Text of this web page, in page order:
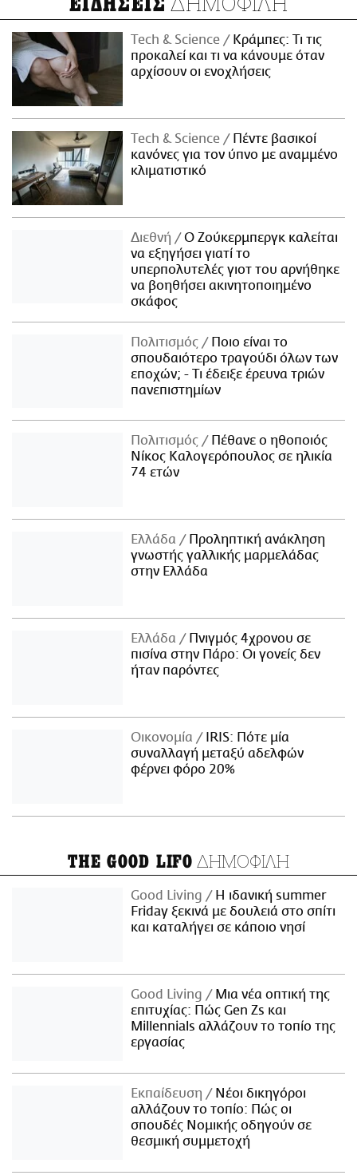
Τech & Science
Κράμπες: Τι τις
προκαλεί και τι να κάνουμε όταν
αρχίσουν οι ενοχλήσεις
Τech & Science
Πέντε βασικοί
κανόνες για τον ύπνο με αναμμένο
κλιματιστικό
Διεθνή
Ο Ζούκερμπεργκ καλείται
να εξηγήσει γιατί το
υπερπολυτελές γιοτ του αρνήθηκε
να βοηθήσει ακινητοποιημένο
σκάφος
Πολιτισμός
Ποιο είναι το
σπουδαιότερο τραγούδι όλων των
εποχών; - Τι έδειξε έρευνα τριών
πανεπιστημίων
Πολιτισμός
Πέθανε ο ηθοποιός
Νίκος Καλογερόπουλος σε ηλικία
74 ετών
Ελλάδα
Προληπτική ανάκληση
γνωστής γαλλικής μαρμελάδας
στην Ελλάδα
Ελλάδα
Πνιγμός 4χρονου σε
πισίνα στην Πάρο: Οι γονείς δεν
ήταν παρόντες
Οικονομία
IRIS: Πότε μία
συναλλαγή μεταξύ αδελφών
φέρνει φόρο 20%
THE GOOD LIFO ΔΗΜΟΦΙΛΗ
Good Living
Η ιδανική summer
Friday ξεκινά με δουλειά στο σπίτι
και καταλήγει σε κάποιο νησί
Good Living
Μια νέα οπτική της
επιτυχίας: Πώς Gen Zs και
Millennials αλλάζουν το τοπίο της
εργασίας
Εκπαίδευση
Νέοι δικηγόροι
αλλάζουν το τοπίο: Πώς οι
σπουδές Νομικής οδηγούν σε
θεσμική συμμετοχή